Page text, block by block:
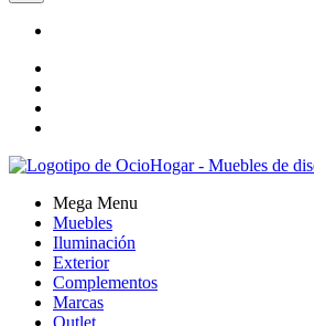
Mega Menu
Muebles
Iluminación
Exterior
Complementos
Marcas
Outlet